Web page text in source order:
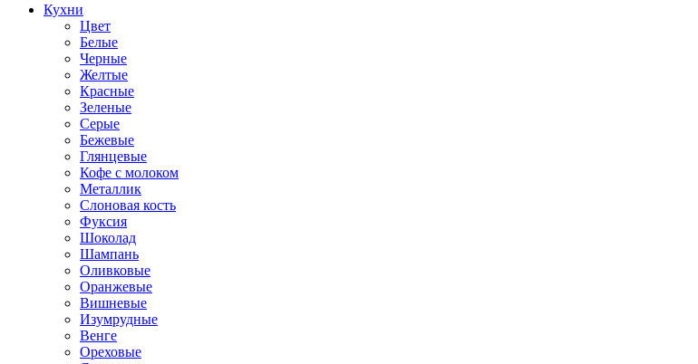
Кухни
Цвет
Белые
Черные
Желтые
Красные
Зеленые
Серые
Бежевые
Глянцевые
Кофе с молоком
Металлик
Слоновая кость
Фуксия
Шоколад
Шампань
Оливковые
Оранжевые
Вишневые
Изумрудные
Венге
Ореховые